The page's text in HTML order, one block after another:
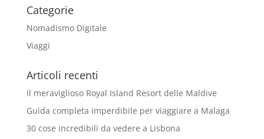
Categorie
Nomadismo Digitale
Viaggi
Articoli recenti
Il meraviglioso Royal Island Resort delle Maldive
Guida completa imperdibile per viaggiare a Malaga
30 cose incredibili da vedere a Lisbona